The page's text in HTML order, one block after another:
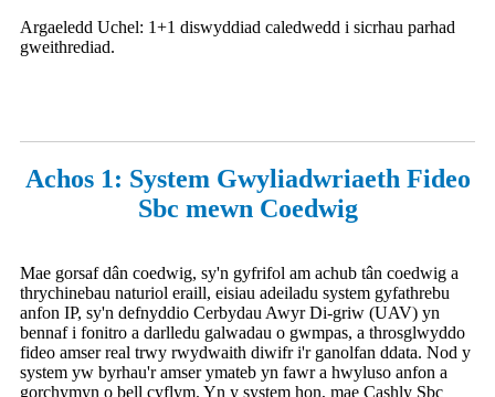
Argaeledd Uchel: 1+1 diswyddiad caledwedd i sicrhau parhad
gweithrediad.
Achos 1: System Gwyliadwriaeth Fideo
Sbc mewn Coedwig
Mae gorsaf dân coedwig, sy'n gyfrifol am achub tân coedwig a
thrychinebau naturiol eraill, eisiau adeiladu system gyfathrebu
anfon IP, sy'n defnyddio Cerbydau Awyr Di-griw (UAV) yn
bennaf i fonitro a darlledu galwadau o gwmpas, a throsglwyddo
fideo amser real trwy rwydwaith diwifr i'r ganolfan ddata. Nod y
system yw byrhau'r amser ymateb yn fawr a hwyluso anfon a
gorchymyn o bell cyflym. Yn y system hon, mae Cashly Sbc